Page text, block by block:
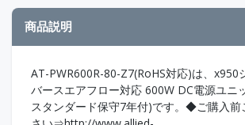
商品説明
AT-PWR600R-80-Z7(RoHS対応)は、x950
バースエアフロー対応 600W DC電源ユニ
スタンダード保守7年付)です。◆ご購入前